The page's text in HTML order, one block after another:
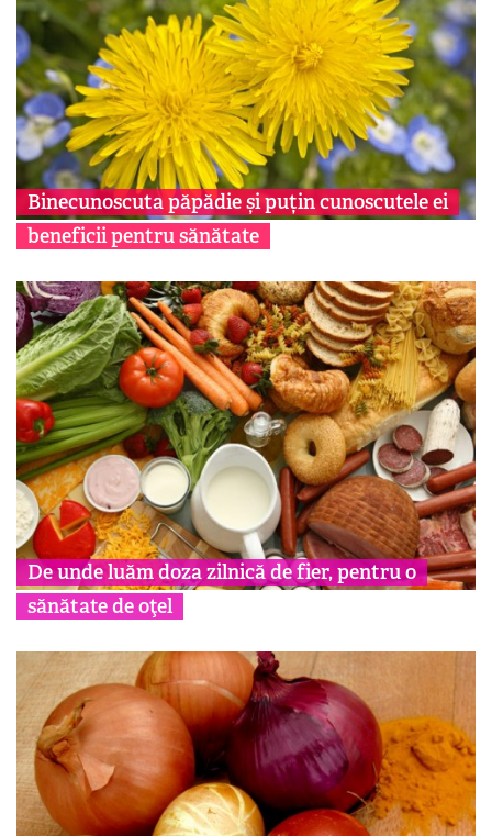
Binecunoscuta păpădie și puțin cunoscutele ei
beneficii pentru sănătate
De unde luăm doza zilnică de fier, pentru o
sănătate de oţel